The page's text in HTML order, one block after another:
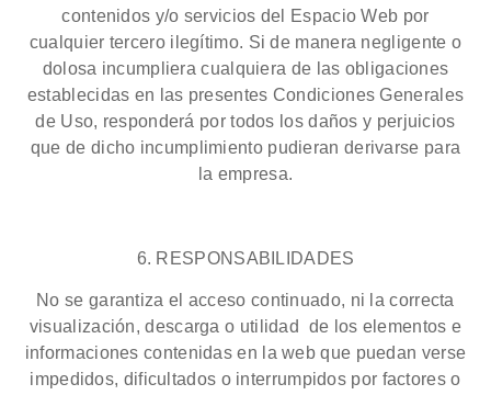
contenidos y/o servicios del Espacio Web por
cualquier tercero ilegítimo. Si de manera negligente o
dolosa incumpliera cualquiera de las obligaciones
establecidas en las presentes Condiciones Generales
de Uso, responderá por todos los daños y perjuicios
que de dicho incumplimiento pudieran derivarse para
la empresa.
6. RESPONSABILIDADES
No se garantiza el acceso continuado, ni la correcta
visualización, descarga o utilidad de los elementos e
informaciones contenidas en la web que puedan verse
impedidos, dificultados o interrumpidos por factores o